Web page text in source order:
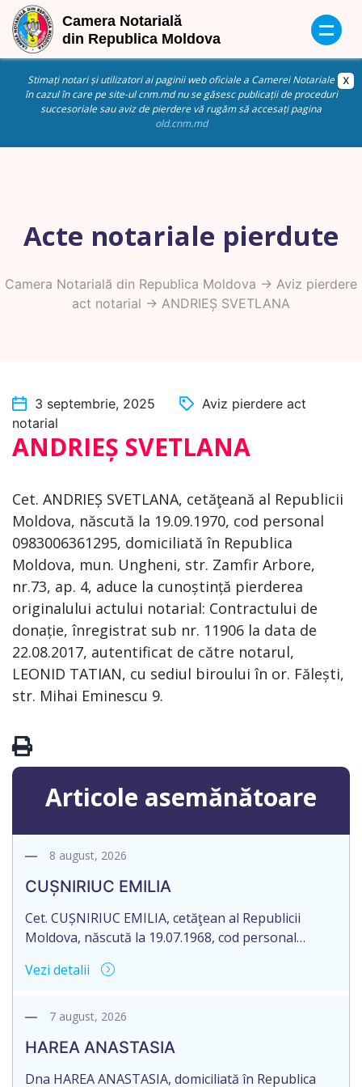
Stimați notari și utilizatori ai paginii web oficiale a Camerei Notariale
în cazul în care pe site-ul cnm.md nu se găsesc publicații de proceduri
succesoriale sau aviz de pierdere vă rugăm să accesați pagina
old.cnm.md
Acte notariale pierdute
Camera Notarială din Republica Moldova -> Aviz pierdere
act notarial -> ANDRIEȘ SVETLANA
3 septembrie, 2025
Aviz pierdere act
notarial
ANDRIEȘ SVETLANA
Cet. ANDRIEȘ SVETLANA, cetăţeană al Republicii
Moldova, născută la 19.09.1970, cod personal
0983006361295, domiciliată în Republica
Moldova, mun. Ungheni, str. Zamfir Arbore,
nr.73, ap. 4, aduce la cunoștință pierderea
originalului actului notarial: Contractului de
donație, înregistrat sub nr. 11906 la data de
22.08.2017, autentificat de către notarul,
LEONID TATIAN, cu sediul biroului în or. Fălești,
str. Mihai Eminescu 9.
Articole asemănătoare
8 august, 2026
CUȘNIRIUC EMILIA
Cet. CUȘNIRIUC EMILIA, cetăţean al Republicii
Moldova, născută la 19.07.1968, cod personal
raionul Fălești, satul Comarovca, aduce la
Certificatului de moștenitor legal, înregistrat sub
Larisa Dogotari, cu sediul biroului în or. Fălești,
str.Ștefan cel Mare, 61.
Vezi detalii
7 august, 2026
HAREA ANASTASIA
Dna HAREA ANASTASIA, domiciliată în Republica